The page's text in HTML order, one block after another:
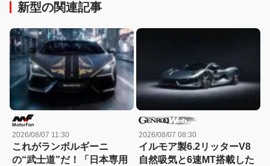
新型の関連記事
2026/08/07 11:30
これがランボルギーニ
の“武士道”だ！「日本専用
2026/08/07 08:30
イルモア製6.2リッターV8
自然吸気と6速MT搭載した